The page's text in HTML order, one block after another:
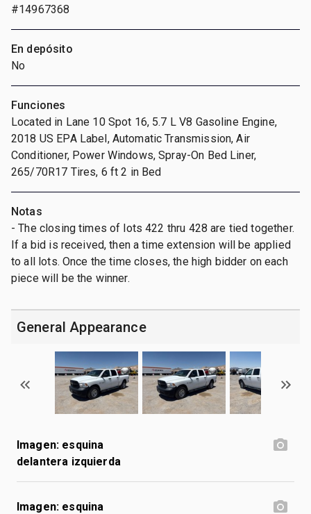
#14967368
En depósito
No
Funciones
Located in Lane 10 Spot 16, 5.7 L V8 Gasoline Engine,
2018 US EPA Label, Automatic Transmission, Air
Conditioner, Power Windows, Spray-On Bed Liner,
265/70R17 Tires, 6 ft 2 in Bed
Notas
- The closing times of lots 422 thru 428 are tied together.
If a bid is received, then a time extension will be applied
to all lots. Once the time closes, the high bidder on each
piece will be the winner.
General Appearance
Imagen: esquina
delantera izquierda
Imagen: esquina